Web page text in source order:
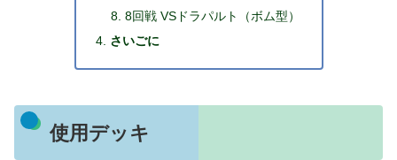
8回戦 VSドラパルト（ボム型）
さいごに
使用デッキ